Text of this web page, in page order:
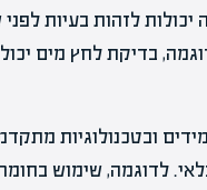
לזהות בעיות
בדיקת לחץ מים
ובטכנולוגיות
לדוגמה, שימוש